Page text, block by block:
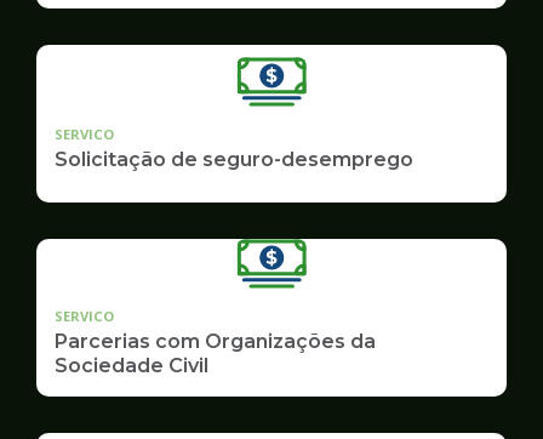
SERVICO
Solicitação de seguro-desemprego
SERVICO
Parcerias com Organizações da
Sociedade Civil